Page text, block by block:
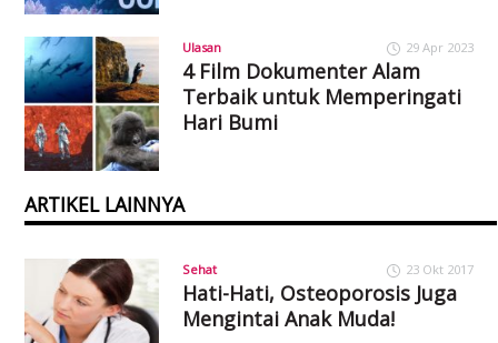
Ulasan 29 Apr 2023
4 Film Dokumenter Alam
Terbaik untuk Memperingati
Hari Bumi
ARTIKEL LAINNYA
Sehat 23 Okt 2017
Hati-Hati, Osteoporosis Juga
Mengintai Anak Muda!